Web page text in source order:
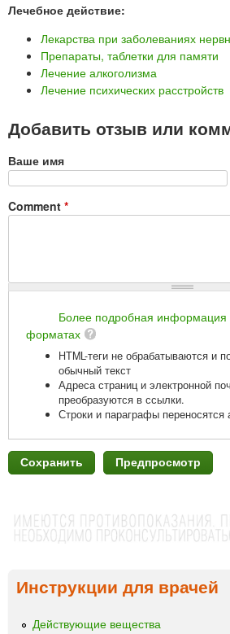
Лечебное действие:
Лекарства при заболеваниях
Препараты, таблетки для памяти
Лечение алкоголизма
Лечение психических расстройств
Добавить отзыв или
Ваше имя
Comment *
Более подробная информация
форматах
HTML-теги не обрабатываются и
обычный текст
Адреса страниц и электронной
преобразуются в ссылки.
Строки и параграфы переносятся
Инструкции для врачей
Действующие вещества